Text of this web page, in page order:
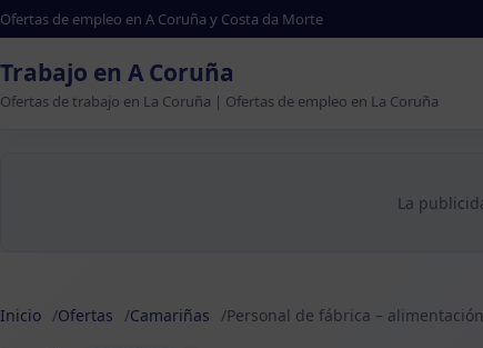
Ofertas de empleo en A Coruña y Costa da Morte
Trabajo en A Coruña
Ofertas de trabajo en La Coruña | Ofertas de empleo en La Coruña
La
Inicio Ofertas Camariñas Personal de fábrica – alimentación